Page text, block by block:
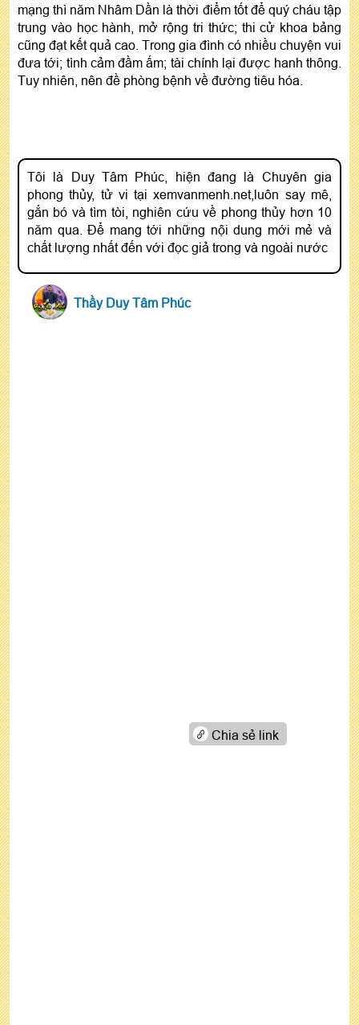
mạng thì năm Nhâm Dần là thời điểm tốt để quý cháu tập
trung vào học hành, mở rộng tri thức; thi cử khoa bảng
cũng đạt kết quả cao. Trong gia đình có nhiều chuyện vui
đưa tới; tình cảm đầm ấm; tài chính lại được hanh thông.
Tuy nhiên, nên đề phòng bệnh về đường tiêu hóa.
Tôi là Duy Tâm Phúc, hiện đang là Chuyên gia
phong thủy, tử vi tại xemvanmenh.net,luôn say mê,
gắn bó và tìm tòi, nghiên cứu về phong thủy hơn 10
năm qua. Để mang tới những nội dung mới mẻ và
chất lượng nhất đến với đọc giả trong và ngoài nước
Thầy Duy Tâm Phúc
Chia sẻ link